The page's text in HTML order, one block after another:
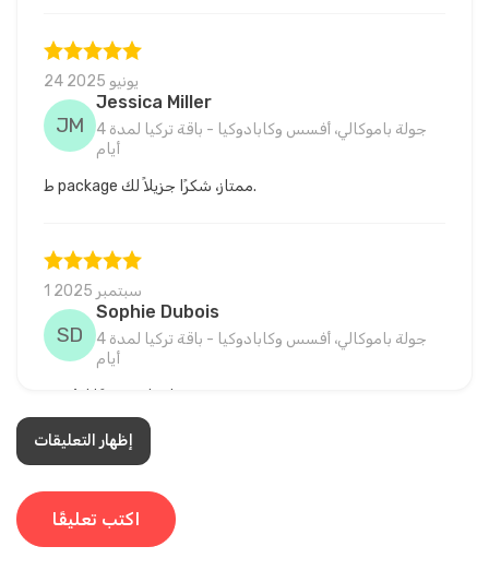
24 يونيو 2025
JM
Jessica Miller
جولة باموكالي، أفسس وكابادوكيا - باقة تركيا لمدة 4
أيام
ط package ممتاز، شكرًا جزيلاً لك.
1 سبتمبر 2025
SD
Sophie Dubois
جولة باموكالي، أفسس وكابادوكيا - باقة تركيا لمدة 4
أيام
HC
Hannah Clark
جولة باموكالي، أفسس وكابادوكيا - باقة تركيا لمدة 4
إظهار التعليقات
اكتب تعليقًا